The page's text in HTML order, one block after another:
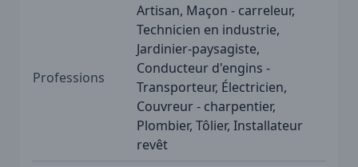
Professions
Artisan, Maçon - carreleur,
Technicien en industrie,
Jardinier-paysagiste,
Conducteur d'engins -
Transporteur, Électricien,
Couvreur - charpentier,
Plombier, Tôlier, Installateur
revêt